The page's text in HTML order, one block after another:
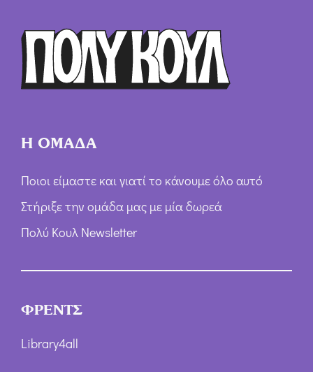
Η ΟΜΑΔΑ
Ποιοι είμαστε και γιατί το κάνουμε όλο αυτό
Στήριξε την ομάδα μας με μία δωρεά
Πολύ Κουλ Newsletter
ΦΡΕΝΤΣ
Library4all